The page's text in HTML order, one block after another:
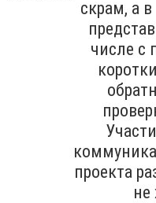
скрам, а
числе с
проекта
не